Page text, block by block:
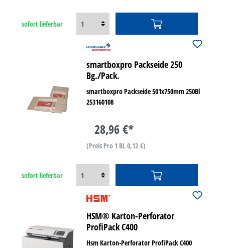
sofort lieferbar
smartboxpro Packseide 250
Bg./Pack.
smartboxpro Packseide 501x750mm 250Bl
253160108
28,96 €*
(Preis Pro 1 BL 0,12 €)
sofort lieferbar
HSM® Karton-Perforator
ProfiPack C400
Hsm Karton-Perforator ProfiPack C400